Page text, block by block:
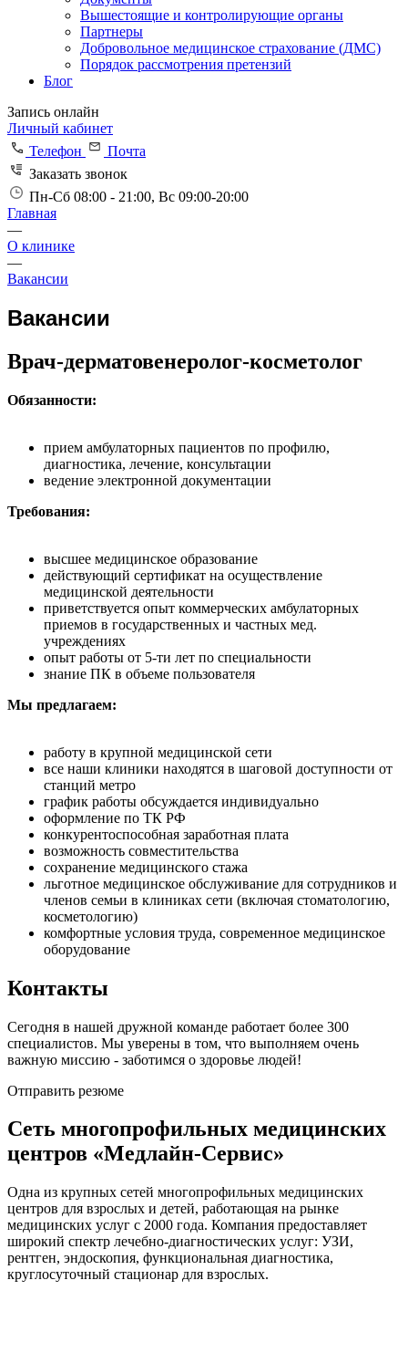
Вышестоящие и контролирующие органы
Партнеры
Добровольное медицинское страхование (ДМС)
Порядок рассмотрения претензий
Блог
Запись онлайн
Личный кабинет
Телефон
Почта
Заказать звонок
Пн-Сб 08:00 - 21:00, Вс 09:00-20:00
Главная
—
О клинике
—
Вакансии
Вакансии
Врач-дерматовенеролог-косметолог
Обязанности:
прием амбулаторных пациентов по профилю,
диагностика, лечение, консультации
ведение электронной документации
Требования:
высшее медицинское образование
действующий сертификат на осуществление
медицинской деятельности
приветствуется опыт коммерческих амбулаторных
приемов в государственных и частных мед.
учреждениях
опыт работы от 5-ти лет по специальности
знание ПК в объеме пользователя
Мы предлагаем:
работу в крупной медицинской сети
все наши клиники находятся в шаговой доступности от
станций метро
график работы обсуждается индивидуально
оформление по ТК РФ
конкурентоспособная заработная плата
возможность совместительства
сохранение медицинского стажа
льготное медицинское обслуживание для сотрудников и
членов семьи в клиниках сети (включая стоматологию,
косметологию)
комфортные условия труда, современное медицинское
оборудование
Контакты
Сегодня в нашей дружной команде работает более 300
специалистов. Мы уверены в том, что выполняем очень
важную миссию - заботимся о здоровье людей!
Отправить резюме
Сеть многопрофильных медицинских
центров «Медлайн-Сервис»
Одна из крупных сетей многопрофильных медицинских
центров для взрослых и детей, работающая на рынке
медицинских услуг с 2000 года. Компания предоставляет
широкий спектр лечебно-диагностических услуг: УЗИ,
рентген, эндоскопия, функциональная диагностика,
круглосуточный стационар для взрослых.